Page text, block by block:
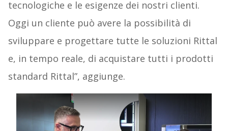
tecnologiche e le esigenze dei nostri clienti.
Oggi un cliente può avere la possibilità di
sviluppare e progettare tutte le soluzioni Rittal
e, in tempo reale, di acquistare tutti i prodotti
standard Rittal”, aggiunge.